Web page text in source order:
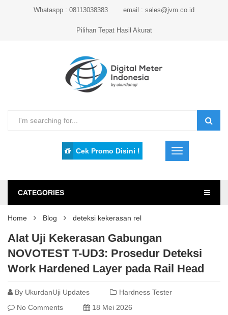
Whataspp : 08113038383 email : sales@jvm.co.id
Pilihan Tepat Hasil Akurat
Cek Promo Disini !
CATEGORIES
Home Blog deteksi kekerasan rel
Alat Uji Kekerasan Gabungan
NOVOTEST T-UD3: Prosedur Deteksi
Work Hardened Layer pada Rail Head
By UkurdanUji Updates
Hardness Tester
No Comments
18 Mei 2026